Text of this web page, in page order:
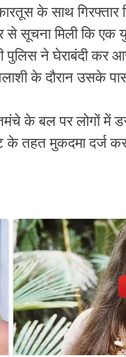
के साथ गिरफ्तार
से सूचना मिली कि
ने घेराबंदी कर
के दौरान उसके
के बल पर लोगों में
तहत मुकदमा दर्ज